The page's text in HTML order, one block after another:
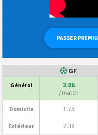
PASSER
GF
Général 2.06
/ match
Domicile 1.75
Extérieur 2.38